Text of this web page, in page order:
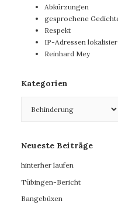
Abkürzungen
gesprochene
Respekt
IP-Adressen
Reinhard Mey
Kategorien
Neueste Beiträge
hinterher laufen
Tübingen-Bericht
Bangebüxen